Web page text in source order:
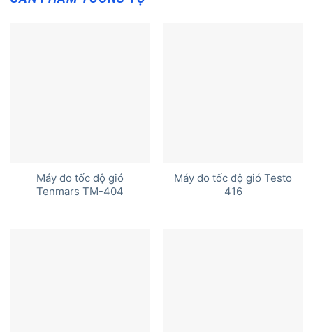
Máy đo tốc độ gió
Tenmars TM-404
Máy đo tốc độ gió Testo
416